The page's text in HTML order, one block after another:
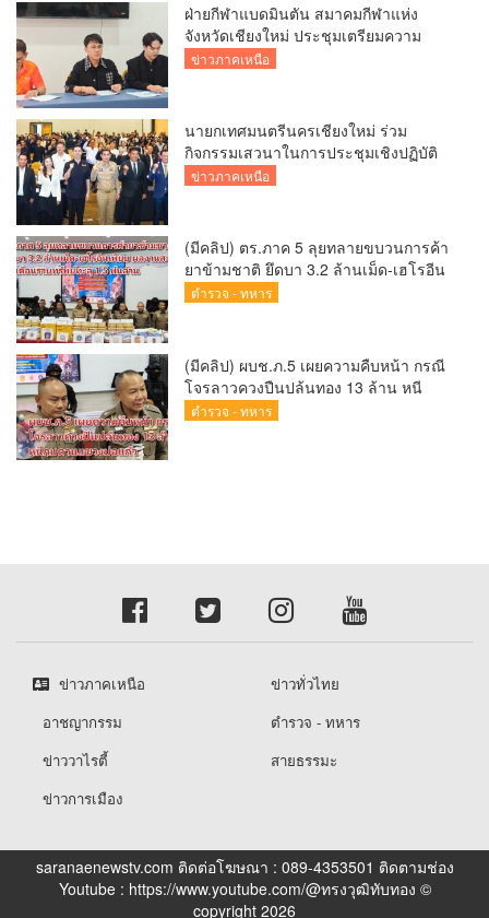
ฝ่ายกีฬาแบดมินตัน สมาคมกีฬาแห่ง
จังหวัดเชียงใหม่ ประชุมเตรียมความ
พร้อมคัดเลือกนักกีฬาเยาวชน ยุวชน และ
ข่าวภาคเหนือ
นายกเทศมนตรีนครเชียงใหม่ ร่วม
กิจกรรมเสวนาในการประชุมเชิงปฏิบัติ
การป้องกันการทุจริตเชิงรุก ขับเคลื่อน
ข่าวภาคเหนือ
(มีคลิป) ตร.ภาค 5 ลุยทลายขบวนการค้า
ยาข้ามชาติ ยึดบา 3.2 ล้านเม็ด-เฮโรอีน
เพียบ ผลงานสะสม 10 เดือนรวบทรัพย์
ตำรวจ - ทหาร
(มีคลิป) ผบช.ภ.5 เผยความคืบหน้า กรณี
โจรลาวควงปืนปล้นทอง 13 ล้าน หนี
กบดานแขวงบ่อแก้ว
ตำรวจ - ทหาร
ข่าวภาคเหนือ
ข่าวทั่วไทย
อาชญากรรม
ตำรวจ - ทหาร
ข่าววาไรตี้
สายธรรมะ
ข่าวการเมือง
saranaenewstv.com ติดต่อโฆษณา : 089-4353501 ติดตามช่อง
Youtube : https://www.youtube.com/@ทรงวุฒิทับทอง ©
copyright 2026